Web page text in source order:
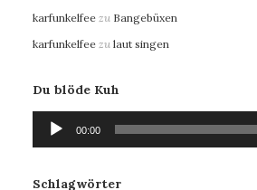
karfunkelfee zu Bangebüxen
karfunkelfee zu laut singen
Du blöde Kuh
Audio-
Player
00:00
Schlagwörter